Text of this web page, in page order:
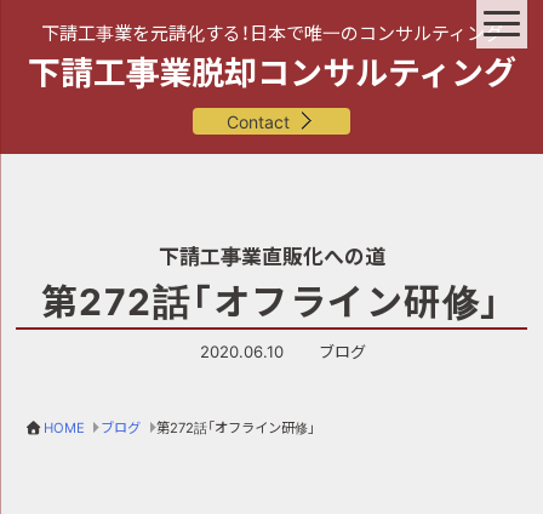
下請工事業を元請化する！日本で唯一のコンサルティング
下請工事業脱却コンサルティング
Contact
下請工事業直販化への道
第272話「オフライン研修」
2020.06.10 ブログ
HOME ブログ 第272話「オフライン研修」